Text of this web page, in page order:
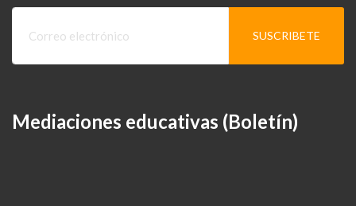
Mediaciones educativas (Boletín)